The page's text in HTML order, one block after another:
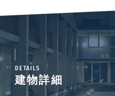
DETAILS
建物詳細